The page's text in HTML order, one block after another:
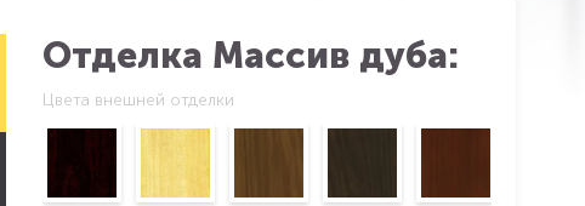
Отделка Массив дуба:
Цвета внешней отделки